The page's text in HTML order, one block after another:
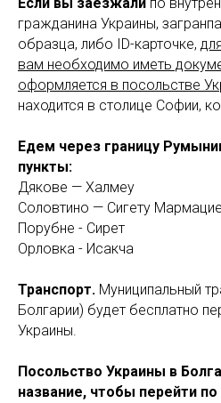
гражданина Украины,
образца, либо ID-карточке,
вам необходимо иметь
оформляется в посольстве
находится в столице Софии,
Едем через границу
пункты:
Дякове — Халмеу
Соловтино — Сигету
Порубне - Сирет
Орловка - Исакча
Транспорт. Муниципальный
Болгарии) будет бесплатно
Украины.
Посольство Украины в
название, чтобы перейти